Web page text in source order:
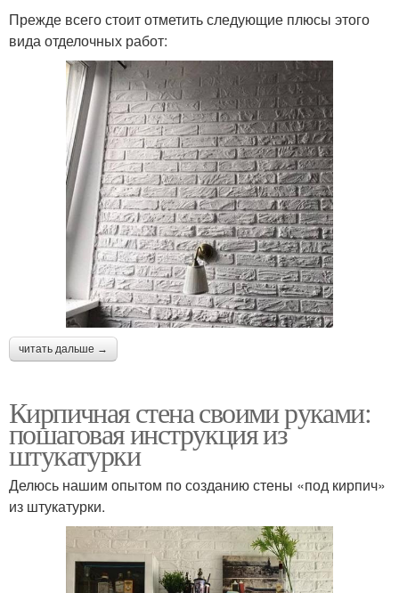
Прежде всего стоит отметить следующие плюсы этого
вида отделочных работ:
читать дальше →
Кирпичная стена своими руками:
пошаговая инструкция из
штукатурки
Делюсь нашим опытом по созданию стены «под кирпич»
из штукатурки.